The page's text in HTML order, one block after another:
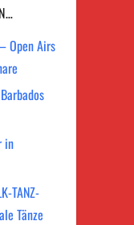
Open Airs
in
TANZ-
Tänze